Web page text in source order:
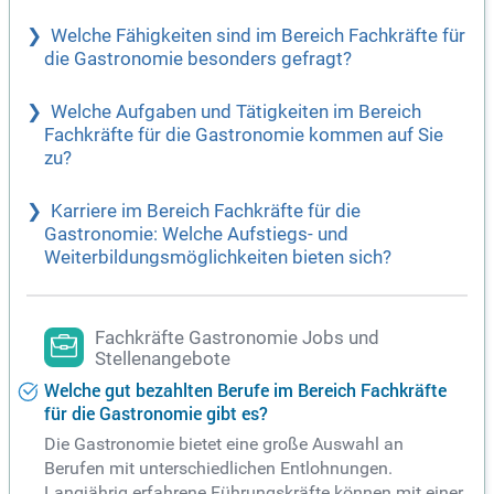
Welche Fähigkeiten sind im Bereich Fachkräfte für
die Gastronomie besonders gefragt?
Welche Aufgaben und Tätigkeiten im Bereich
Fachkräfte für die Gastronomie kommen auf Sie
zu?
Karriere im Bereich Fachkräfte für die
Gastronomie: Welche Aufstiegs- und
Weiterbildungsmöglichkeiten bieten sich?
Fachkräfte Gastronomie Jobs und
Stellenangebote
Welche gut bezahlten Berufe im Bereich Fachkräfte
für die Gastronomie gibt es?
Die Gastronomie bietet eine große Auswahl an
Berufen mit unterschiedlichen Entlohnungen.